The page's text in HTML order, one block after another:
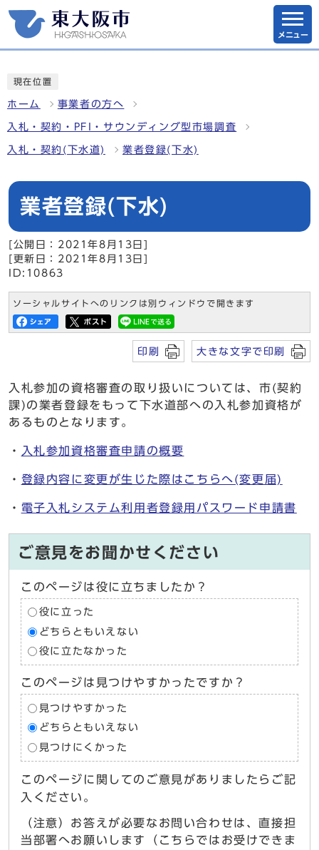
メニュー
現在位置
ホーム 事業者の方へ
入札・契約・PFI・サウンディング型市場調査
入札・契約(下水道) 業者登録(下水)
業者登録(下水)
[公開日：2021年8月13日]
[更新日：2021年8月13日]
ID:10863
ソーシャルサイトへのリンクは別ウィンドウで開きます
印刷 大きな文字で印刷
入札参加の資格審査の取り扱いについては、市(契約
課)の業者登録をもって下水道部への入札参加資格が
あるものとなります。
・ 入札参加資格審査申請の概要
・ 登録内容に変更が生じた際はこちらへ(変更届)
・ 電子入札システム利用者登録用パスワード申請書
ご意見をお聞かせください
このページは役に立ちましたか？
役に立った
どちらともいえない
役に立たなかった
このページは見つけやすかったですか？
見つけやすかった
どちらともいえない
見つけにくかった
このページに関してのご意見がありましたらご記
入ください。
（注意）お答えが必要なお問い合わせは、直接担
当部署へお願いします（こちらではお受けできま